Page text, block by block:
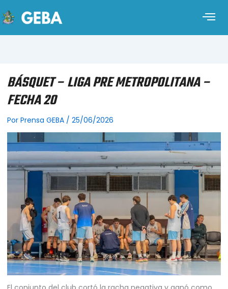
BÁSQUET – LIGA PRE METROPOLITANA –
FECHA 20
Por Prensa GEBA / 25/06/2026